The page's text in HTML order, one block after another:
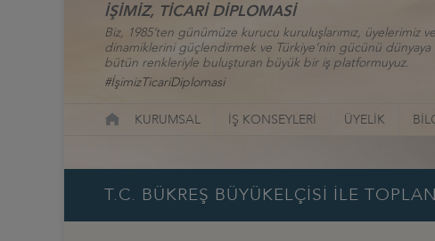
İŞİMİZ, TİCARİ DİPLOMASİ
Biz, 1985’ten günümüze kurucu kuruluşlarımız,
dinamiklerini güçlendirmek ve Türkiye’nin gücünü dünyaya
bütün renkleriyle buluşturan büyük bir iş platformuyuz.
#İşimizTicariDiplomasi
KURUMSAL İŞ KONSEYLERİ ÜYELİK
T.C. BÜKREŞ BÜYÜKELÇİSİ İLE